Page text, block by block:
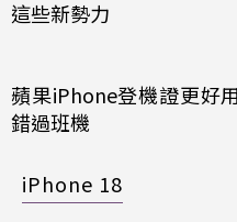
這些新勢力
蘋果iPhone登機證更好
錯過班機
iPhone 18